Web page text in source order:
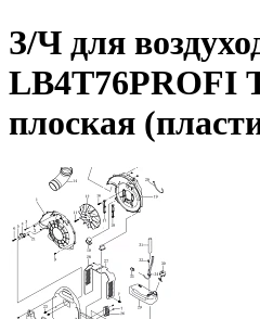
З/Ч для
LB4T76PROFI
плоская